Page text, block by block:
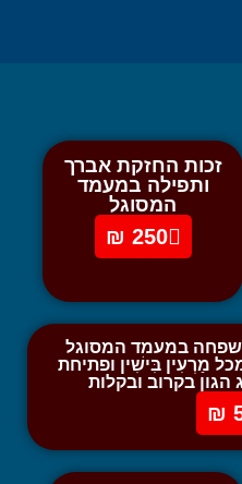
זכות החזקת אברך
ותפילה במעמד
המסוגל
250 ₪
במעמד המסוגל
מַרְעִין בִּישִׁין ופתיחת
בקרוב ובקלות